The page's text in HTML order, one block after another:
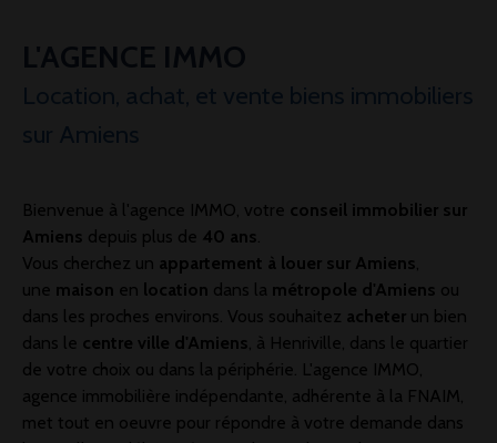
Bienvenue à l'agence IMMO, votre conseil immobilier sur
Amiens depuis plus de 40 ans.
Vous cherchez un appartement à louer sur Amiens,
une maison en location dans la métropole d'Amiens ou
dans les proches environs. Vous souhaitez acheter un bien
dans le centre ville d'Amiens, à Henriville, dans le quartier
de votre choix ou dans la périphérie. L'agence IMMO,
agence immobilière indépendante, adhérente à la FNAIM,
met tout en oeuvre pour répondre à votre demande dans